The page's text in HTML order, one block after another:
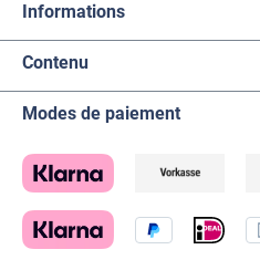
Informations
Contenu
Modes de paiement